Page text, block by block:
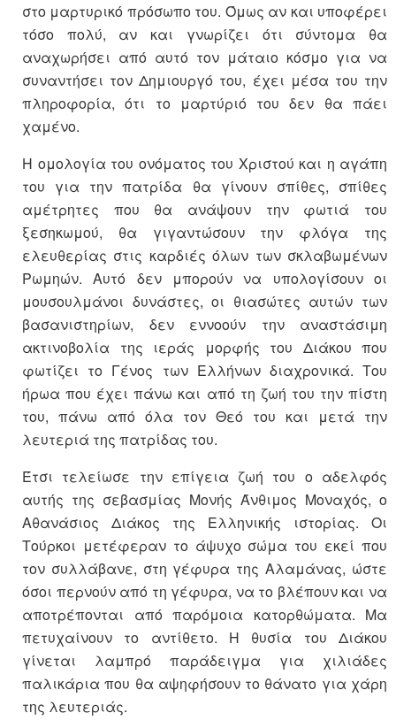
στο μαρτυρικό πρόσωπο του. Όμως αν και υποφέρει
τόσο πολύ, αν και γνωρίζει ότι σύντομα θα
αναχωρήσει από αυτό τον μάταιο κόσμο για να
συναντήσει τον Δημιουργό του, έχει μέσα του την
πληροφορία, ότι το μαρτύριό του δεν θα πάει
χαμένο.
Η ομολογία του ονόματος του Χριστού και η αγάπη
του για την πατρίδα θα γίνουν σπίθες, σπίθες
αμέτρητες που θα ανάψουν την φωτιά του
ξεσηκωμού, θα γιγαντώσουν την φλόγα της
ελευθερίας στις καρδιές όλων των σκλαβωμένων
Ρωμηών. Αυτό δεν μπορούν να υπολογίσουν οι
μουσουλμάνοι δυνάστες, οι θιασώτες αυτών των
βασανιστηρίων, δεν εννοούν την αναστάσιμη
ακτινοβολία της ιεράς μορφής του Διάκου που
φωτίζει το Γένος των Ελλήνων διαχρονικά. Του
ήρωα που έχει πάνω και από τη ζωή του την πίστη
του, πάνω από όλα τον Θεό του και μετά την
λευτεριά της πατρίδας του.
Έτσι τελείωσε την επίγεια ζωή του ο αδελφός
αυτής της σεβασμίας Μονής Άνθιμος Μοναχός, ο
Αθανάσιος Διάκος της Ελληνικής ιστορίας. Οι
Τούρκοι μετέφεραν το άψυχο σώμα του εκεί που
τον συλλάβανε, στη γέφυρα της Αλαμάνας, ώστε
όσοι περνούν από τη γέφυρα, να το βλέπουν και να
αποτρέπονται από παρόμοια κατορθώματα. Μα
πετυχαίνουν το αντίθετο. Η θυσία του Διάκου
γίνεται λαμπρό παράδειγμα για χιλιάδες
παλικάρια που θα αψηφήσουν το θάνατο για χάρη
της λευτεριάς.